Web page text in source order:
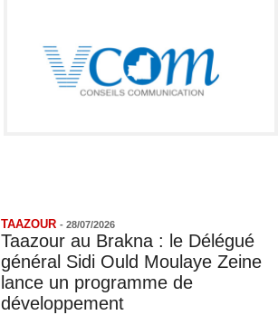
TAAZOUR - 28/07/2026
Taazour au Brakna : le Délégué
général Sidi Ould Moulaye Zeine
lance un programme de
développement